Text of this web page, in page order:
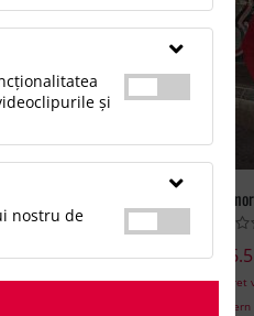
103.29 lei/buc
și
nostru de